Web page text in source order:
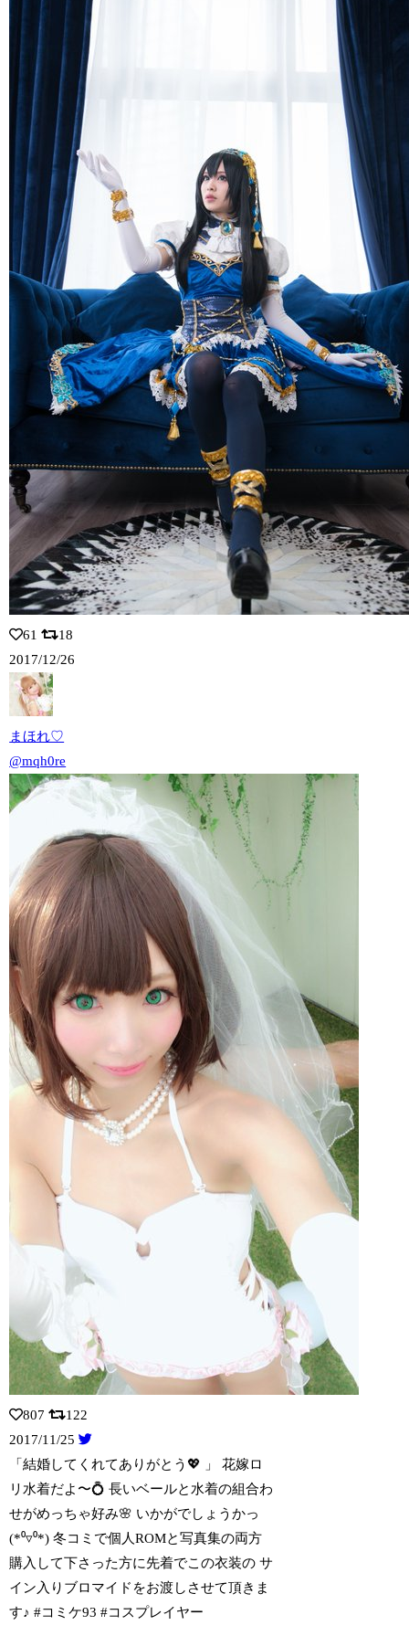
61
18
2017/12/26
まほれ♡
@mqh0re
807
122
2017/11/25
「結婚してくれてありがとう💖 」 花嫁ロ
リ水着だよ〜💍 長いベールと水着の組合わ
せがめっちゃ好み🌸 いかがでしょうかっ
(*⁰▿⁰*) 冬コミで個人ROMと写真集の両方
購入して下さった方に先着でこの衣装の サ
イン入りブロマイドをお渡しさせて頂きま
す♪ #コミケ93 #コスプレイヤー